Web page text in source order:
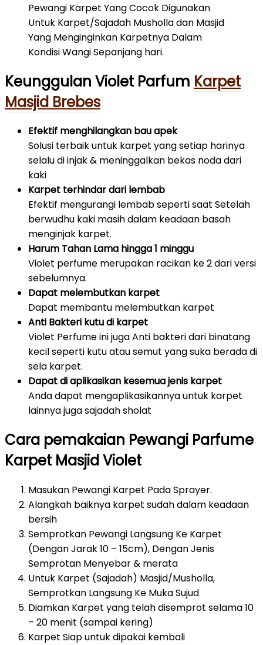
Pewangi Karpet Yang Cocok Digunakan
Untuk Karpet/Sajadah Musholla dan Masjid
Yang Menginginkan Karpetnya Dalam
Kondisi Wangi Sepanjang hari.
Keunggulan Violet Parfum Karpet
Masjid Brebes
Efektif menghilangkan bau apek
Solusi terbaik untuk karpet yang setiap harinya
selalu di injak & meninggalkan bekas noda dari
kaki
Karpet terhindar dari lembab
Efektif mengurangi lembab seperti saat Setelah
berwudhu kaki masih dalam keadaan basah
menginjak karpet.
Harum Tahan Lama hingga 1 minggu
Violet perfume merupakan racikan ke 2 dari versi
sebelumnya.
Dapat melembutkan karpet
Dapat membantu melembutkan karpet
Anti Bakteri kutu di karpet
Violet Perfume ini juga Anti bakteri dari binatang
kecil seperti kutu atau semut yang suka berada di
sela karpet.
Dapat di aplikasikan kesemua jenis karpet
Anda dapat mengaplikasikannya untuk karpet
lainnya juga sajadah sholat
Cara pemakaian Pewangi Parfume
Karpet Masjid Violet
Masukan Pewangi Karpet Pada Sprayer.
Alangkah baiknya karpet sudah dalam keadaan
bersih
Semprotkan Pewangi Langsung Ke Karpet
(Dengan Jarak 10 – 15cm), Dengan Jenis
Semprotan Menyebar & merata
Untuk Karpet (Sajadah) Masjid/Musholla,
Semprotkan Langsung Ke Muka Sujud
Diamkan Karpet yang telah disemprot selama 10
– 20 menit (sampai kering)
Karpet Siap untuk dipakai kembali